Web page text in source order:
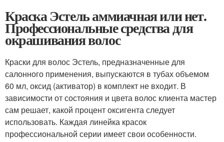
Краска Эстель аммиачная или нет.
Профессиональные средства для
окрашивания волос
Краски для волос Эстель, предназначенные для
салонного применения, выпускаются в тубах объемом
60 мл, оксид (активатор) в комплект не входит. В
зависимости от состояния и цвета волос клиента мастер
сам решает, какой процент оксигента следует
использовать. Каждая линейка красок
профессиональной серии имеет свои особенности.